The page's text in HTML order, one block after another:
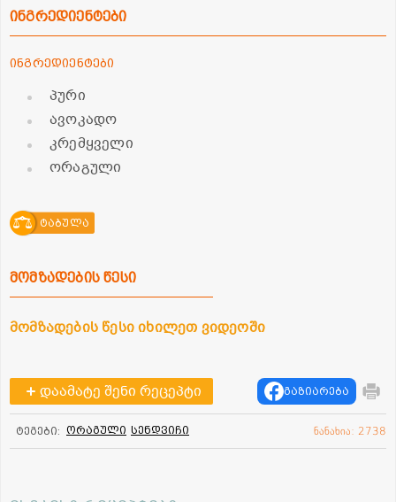
ინგრედიენტები
ინგრედიენტები
პური
ავოკადო
კრემყველი
ორაგული
ტაბულა
მომზადების წესი
მომზადების წესი იხილეთ ვიდეოში
დაამატე შენი რეცეპტი გაზიარება
ტეგები: ორაგული სენდვიჩი ნანახია: 2738